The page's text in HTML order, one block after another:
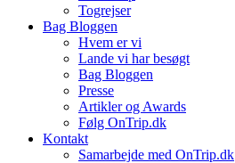
Togrejser
Bag Bloggen
Hvem er vi
Lande vi har besøgt
Bag Bloggen
Presse
Artikler og Awards
Følg OnTrip.dk
Kontakt
Samarbejde med OnTrip.dk